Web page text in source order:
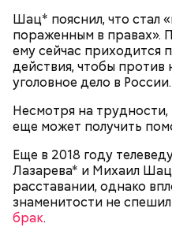
Шац* пояснил, что стал
пораженным в правах».
ему сейчас приходится
действия, чтобы против
уголовное дело в России.
Несмотря на
еще может получить
Еще в 2018 году
Лазарева* и Михаил
расставании, однако
знаменитости не
брак.
Однако диетолог
может быть полезна. В
Вовсю идет и сезон
узнала у врача —
Натальи Лазуренко,как
пользой для здоровья.